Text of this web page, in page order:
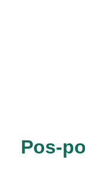
Pos-